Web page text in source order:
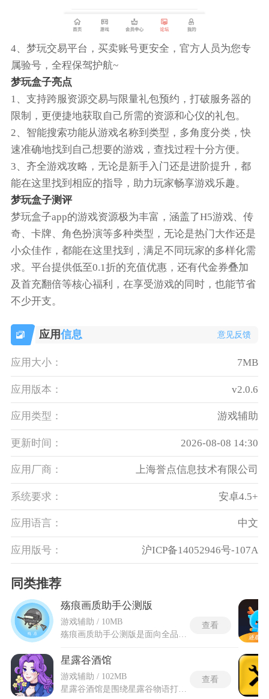
4、梦玩交易平台，买卖账号更安全，官方人员为您专
属验号，全程保驾护航~
梦玩盒子亮点
1、支持跨服资源交易与限量礼包预约，打破服务器的
限制，更便捷地获取自己所需的资源和心仪的礼包。
2、智能搜索功能从游戏名称到类型，多角度分类，快
速准确地找到自己想要的游戏，查找过程十分方便。
3、齐全游戏攻略，无论是新手入门还是进阶提升，都
能在这里找到相应的指导，助力玩家畅享游戏乐趣。
梦玩盒子测评
梦玩盒子app的游戏资源极为丰富，涵盖了H5游戏、传
奇、卡牌、角色扮演等多种类型，无论是热门大作还是
小众佳作，都能在这里找到，满足不同玩家的多样化需
求。平台提供低至0.1折的充值优惠，还有代金券叠加
及首充翻倍等核心福利，在享受游戏的同时，也能节省
不少开支。
应用信息 意见反馈
应用大小： 7MB
应用版本： v2.0.6
应用类型： 游戏辅助
更新时间： 2026-08-08 14:30
应用厂商： 上海誉点信息技术有限公司
系统要求： 安卓4.5+
应用语言： 中文
应用版号： 沪ICP备14052946号-107A
同类推荐
殇痕画质助手公测版
游戏辅助 / 10MB
殇痕画质助手公测版是面向全品类手游玩家打造的轻量化画面优化工具，经过多轮内部测试后开放公开试用通道，所有帧率、画面调校工具全部对玩家免费使用，无需完成看广告就能解锁全部核心功能。殇痕画质助手公测版拓宽了游戏适配范围，覆盖上千款主流手游，专门针对热门大作更新专属优化预设方案，会自动识别手机处理器型号等硬件信息，智能匹配适配本机的画质参数，新手玩家直接套用一键预设就能同步拉高画面清晰度、解锁极限帧率，也能进入专业调节面板手动细化纹理等画面参数。
查看
星露谷酒馆
游戏辅助 / 102MB
查看